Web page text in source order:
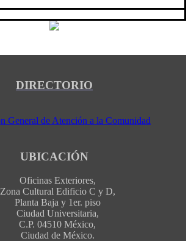
DIRECTORIO
UBICACIÓN
Oficinas Exteriores,
Zona Cultural Edificio C y D,
Planta Baja y 1er. piso
Ciudad Universitaria,
C.P. 04510 México,
Ciudad de México.